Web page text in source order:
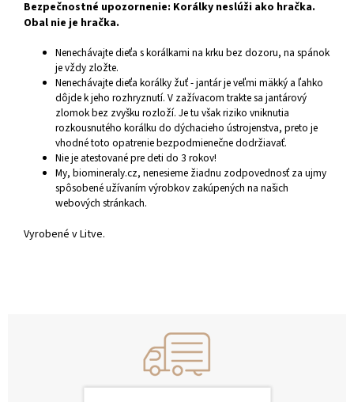
Bezpečnostné upozornenie: Korálky neslúži ako hračka.
Obal nie je hračka.
Nenechávajte dieťa s korálkami na krku bez dozoru, na spánok
je vždy zložte.
Nenechávajte dieťa korálky žuť - jantár je veľmi mäkký a ľahko
dôjde k jeho rozhryznutí. V zažívacom trakte sa jantárový
zlomok bez zvyšku rozloží. Je tu však riziko vniknutia
rozkousnutého korálku do dýchacieho ústrojenstva, preto je
vhodné toto opatrenie bezpodmienečne dodržiavať.
Nie je atestované pre deti do 3 rokov!
My, biomineraly.cz, nenesieme žiadnu zodpovednosť za ujmy
spôsobené užívaním výrobkov zakúpených na našich
webových stránkach.
Vyrobené v Litve.